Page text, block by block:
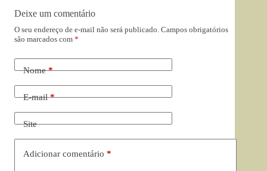
Deixe um comentário
O seu endereço de e-mail não será publicado. Campos obrigatórios
são marcados com *
Nome*
E-mail*
Site
Adicionar comentário *